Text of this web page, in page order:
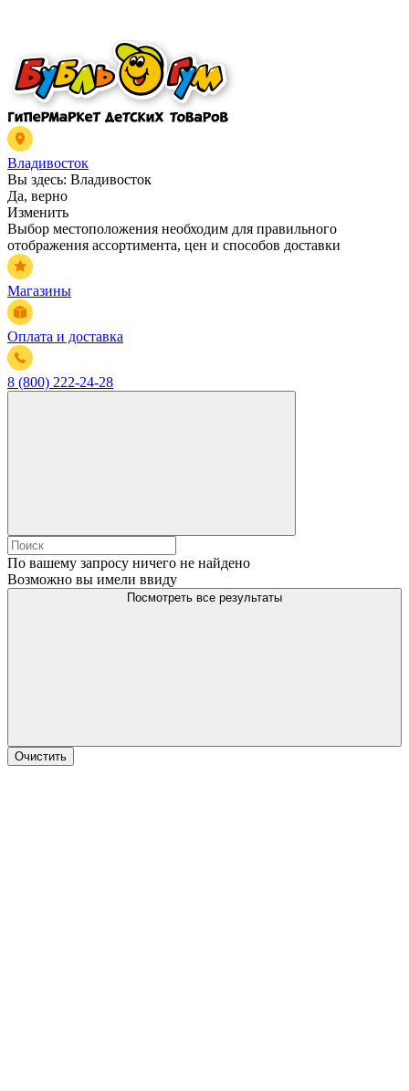
Владивосток
Вы здесь: Владивосток
Да, верно
Изменить
Выбор местоположения необходим для правильного
отображения ассортимента, цен и способов доставки
Магазины
Оплата и доставка
8 (800) 222-24-28
По вашему запросу ничего не найдено
Возможно вы имели ввиду
Посмотреть все результаты
Очистить